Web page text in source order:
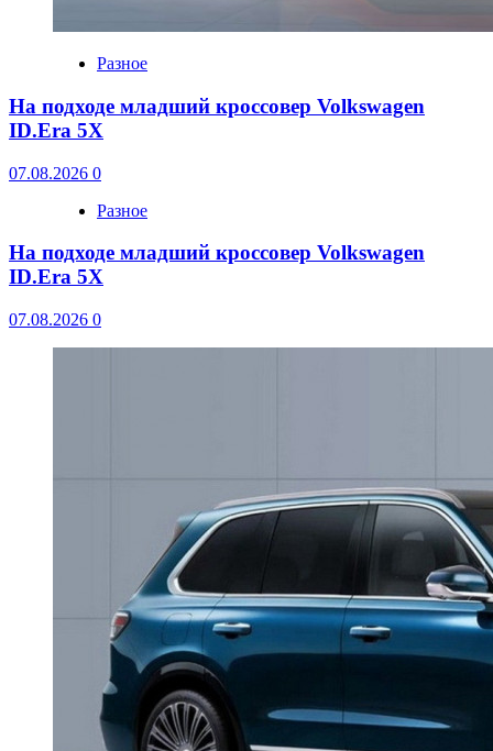
Разное
На подходе младший кроссовер Volkswagen
ID.Era 5X
07.08.2026 0
Разное
На подходе младший кроссовер Volkswagen
ID.Era 5X
07.08.2026 0